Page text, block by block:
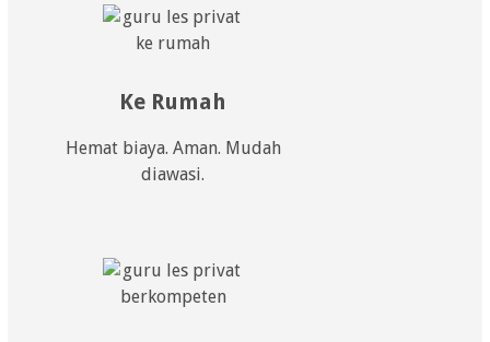
Ke Rumah
Hemat biaya. Aman. Mudah
diawasi.